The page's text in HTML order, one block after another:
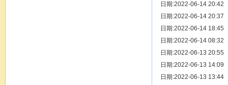
[ 族谱知识 ] 漫话辈份
日期:2022-06-14 20:42
[ 族谱知识 ] 修族谱的用
日期:2022-06-14 20:37
[ 族谱知识 ] 一元等于多
日期:2022-06-14 18:45
[ 散文随笔 ] 写给远在天
日期:2022-06-14 08:32
[ 宗亲新闻 ] 关于“金鸡落
日期:2022-06-13 20:55
[ 庙堂宗祠 ] 洽礼祖祠
日期:2022-06-13 14:09
[ 庙堂宗祠 ] 京华胡氏二
日期:2022-06-13 13:44